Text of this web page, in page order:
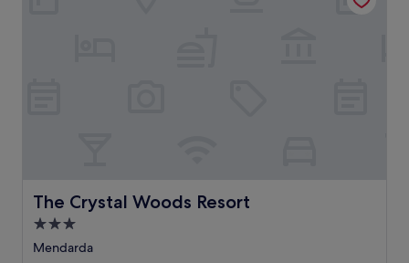
The Crystal Woods Resort
The Crystal Woods Resort
Hébergement
3.0 étoiles
Mendarda